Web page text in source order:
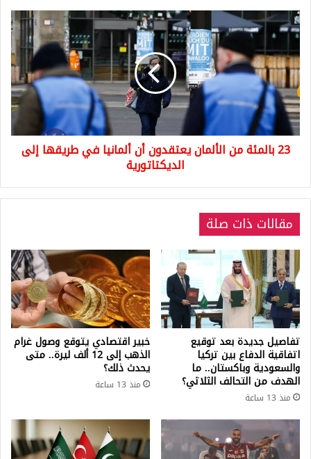
23
بالمئة
من
الألمان
يعتقدون
أن
ألمانيا
في
طريقها
إلى
23 بالمئة من الألمان يعتقدون أن ألمانيا في طريقها إلى
الديكتاتورية
مقالات ذات صلة
تفاصيل جديدة بعد توقيع
اتفاقية الدفاع بين تركيا
والسعودية وباكستان.. ما
الهدف من التحالف الثلاثي؟
منذ 13 ساعة
خبير اقتصادي يتوقع وصول غرام
الذهب إلى 12 ألف ليرة.. متى
يحدث ذلك؟
منذ 13 ساعة